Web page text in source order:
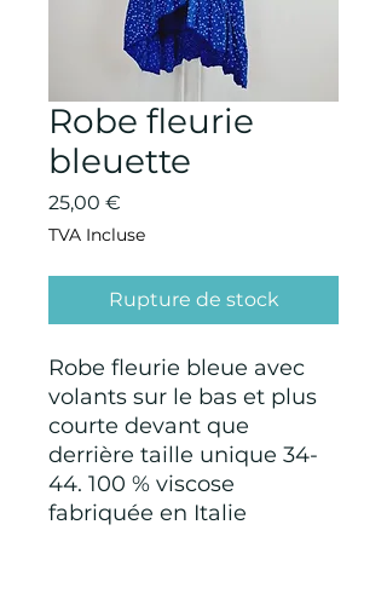
Robe fleurie
bleuette
25,00 €
TVA Incluse
Rupture de stock
Robe fleurie bleue avec
volants sur le bas et plus
courte devant que
derrière taille unique 34-
44. 100 % viscose
fabriquée en Italie